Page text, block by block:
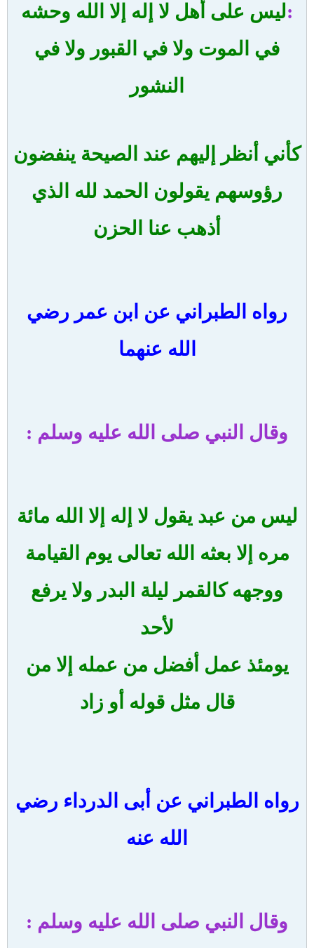
:ليس على أهل لا إله إلا الله وحشه
في الموت ولا في القبور ولا في
النشور
كأني أنظر إليهم عند الصيحة ينفضون
رؤوسهم يقولون الحمد لله الذي
أذهب عنا الحزن
رواه الطبراني عن ابن عمر رضي
الله عنهما
وقال النبي صلى الله عليه وسلم :
ليس من عبد يقول لا إله إلا الله مائة
مره إلا بعثه الله تعالى يوم القيامة
ووجهه كالقمر ليلة البدر ولا يرفع
لأحد
يومئذ عمل أفضل من عمله إلا من
قال مثل قوله أو زاد
رواه الطبراني عن أبى الدرداء رضي
الله عنه
وقال النبي صلى الله عليه وسلم :